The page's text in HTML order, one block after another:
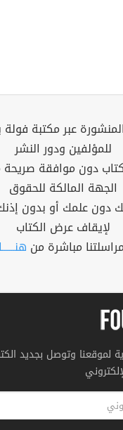
عبر مكتبة
للمؤلفين ودور النشر
دون موافقة
الجهة المالكة للحقوق
دون علمك أو بدون
لإيقاف عرض الكتاب
مباشرة من هنــــــا
لموقعنا وتوصل بجديد